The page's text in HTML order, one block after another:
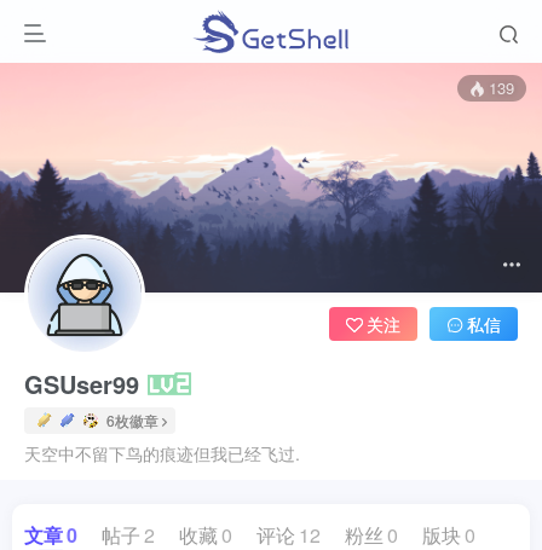
139
GSUser99
6枚徽章
天空中不留下鸟的痕迹但我已经飞过.
关注 私信
文章0 帖子 2 收藏 0 评论 12 粉丝 0 版块 0